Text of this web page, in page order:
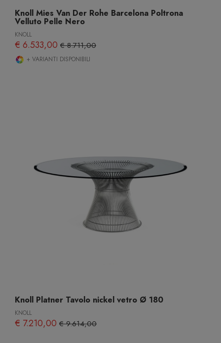
Knoll Mies Van Der Rohe Barcelona Poltrona
Velluto Pelle Nero
KNOLL
€ 6.533,00 € 8.711,00
+ VARIANTI DISPONIBILI
Knoll Platner Tavolo nickel vetro Ø 180
KNOLL
€ 7.210,00 € 9.614,00